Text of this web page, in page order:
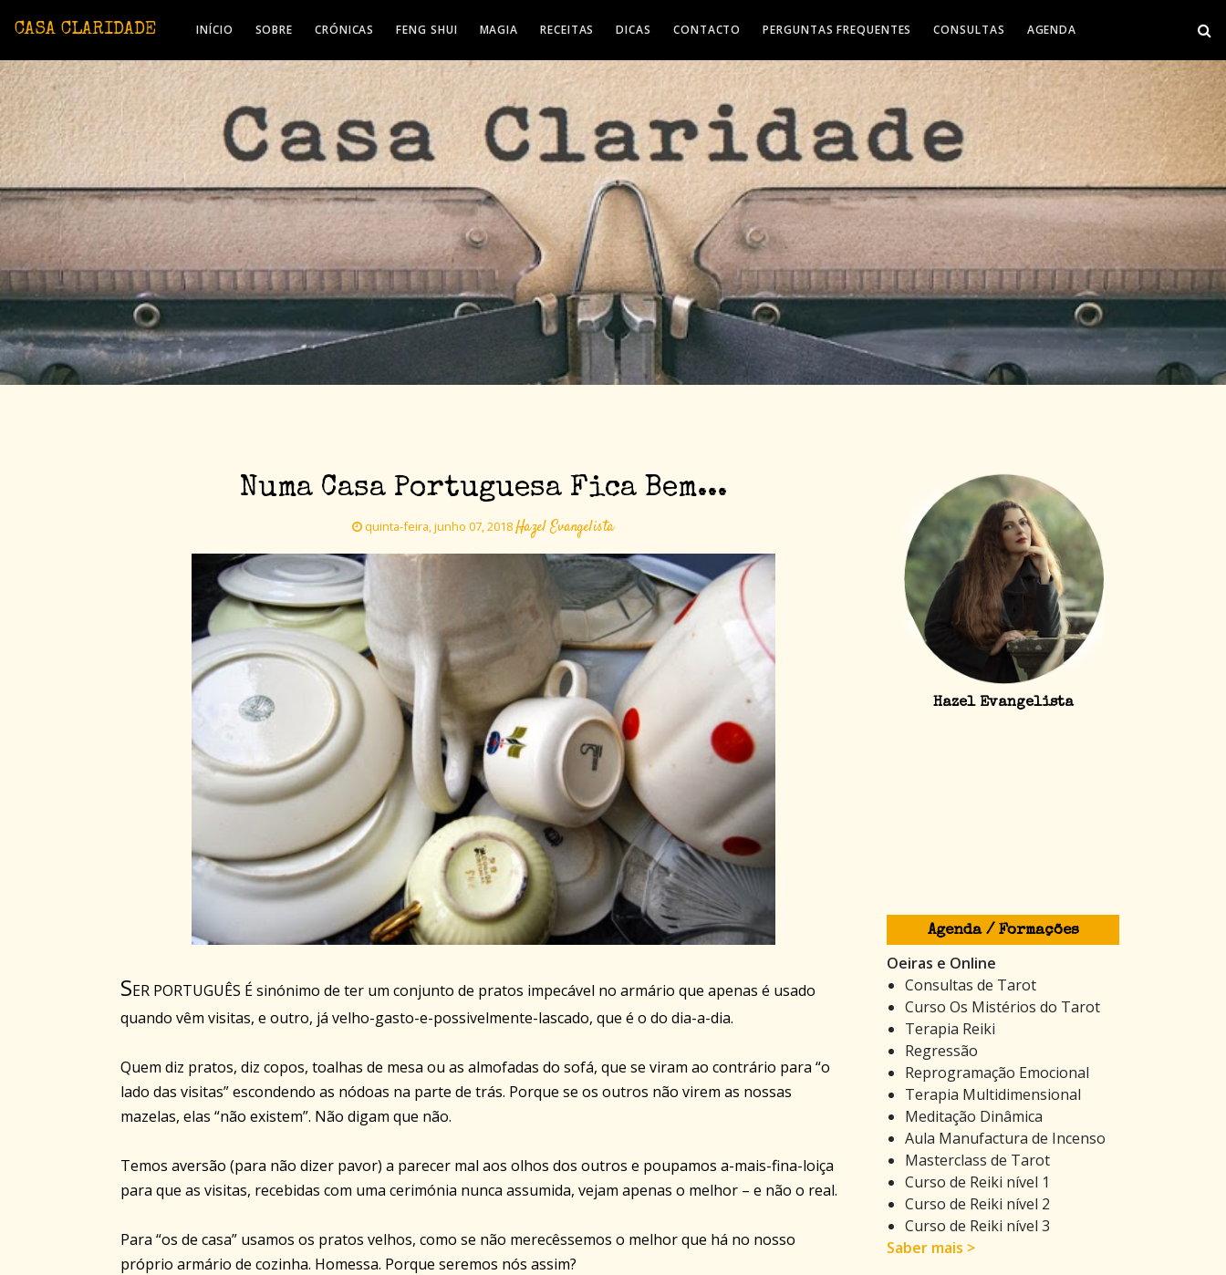
CASA CLARIDADE INÍCIO SOBRE CRÓNICAS FENG SHUI MAGIA RECEITAS DICAS CONTACTO PERGUNTAS FREQUENTES CONSULTAS AGENDA
Numa Casa Portuguesa Fica Bem...
quinta-feira, junho 07, 2018Hazel Evangelista
SER PORTUGUÊS É sinónimo de ter um conjunto de pratos impecável no armário que apenas é usado
quando vêm visitas, e outro, já velho-gasto-e-possivelmente-lascado, que é o do dia-a-dia.
Quem diz pratos, diz copos, toalhas de mesa ou as almofadas do sofá, que se viram ao contrário para “o
lado das visitas” escondendo as nódoas na parte de trás. Porque se os outros não virem as nossas
mazelas, elas “não existem”. Não digam que não.
Temos aversão (para não dizer pavor) a parecer mal aos olhos dos outros e poupamos a-mais-fina-loiça
para que as visitas, recebidas com uma cerimónia nunca assumida, vejam apenas o melhor – e não o real.
Para “os de casa” usamos os pratos velhos, como se não merecêssemos o melhor que há no nosso
próprio armário de cozinha. Homessa. Porque seremos nós assim?
Hazel Evangelista
Agenda / Formações
Oeiras e Online
Consultas de Tarot
Curso Os Mistérios do Tarot
Terapia Reiki
Regressão
Reprogramação Emocional
Terapia Multidimensional
Meditação Dinâmica
Aula Manufactura de Incenso
Masterclass de Tarot
Curso de Reiki nível 1
Curso de Reiki nível 2
Curso de Reiki nível 3
Saber mais >